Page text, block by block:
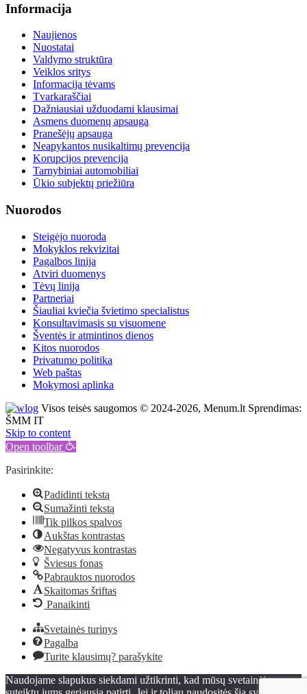
Informacija
Naujienos
Nuostatai
Valdymo struktūra
Veiklos sritys
Informacija tėvams
Tvarkaraščiai
Dažniausiai užduodami klausimai
Asmens duomenų apsauga
Pranešėjų apsauga
Neapykantos nusikaltimų prevencija
Korupcijos prevencija
Tarnybiniai automobiliai
Ūkio subjektų priežiūra
Nuorodos
Steigėjo nuoroda
Mokyklos rekvizitai
Pagalbos linija
Atviri duomenys
Tėvų linija
Partneriai
Šiauliai kviečia švietimo specialistus
Konsultavimasis su visuomene
Šventės ir atmintinos dienos
Kitos nuorodos
Privatumo politika
Web paštas
Mokymosi aplinka
Visos teisės saugomos © 2024-2026, Menum.lt Sprendimas:
ŠMM IT
Skip to content
Open toolbar
Pasirinkite:
Padidinti tekstą
Sumažinti tekstą
Tik pilkos spalvos
Aukštas kontrastas
Negatyvus kontrastas
Šviesus fonas
Pabrauktos nuorodos
Skaitomas šriftas
Panaikinti
Svetainės turinys
Pagalba
Turite klausimų? parašykite
Naudojame slapukus siekdami užtikrinti, kad mūsų svetainėje